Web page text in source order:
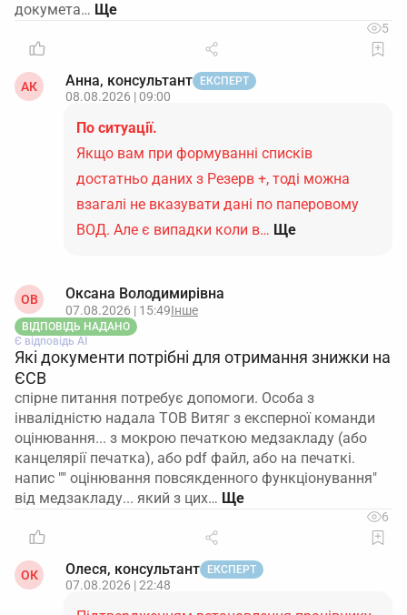
докумета…
5
АК Анна, консультант ЕКСПЕРТ
08.08.2026 | 09:00
По ситуації.
Якщо вам при формуванні списків
достатньо даних з Резерв +, тоді можна
взагалі не вказувати дані по паперовому
ВОД. Але є випадки коли в… Ще
ОВ Оксана Володимирівна
07.08.2026 | 15:49Інше
ВІДПОВІДЬ НАДАНО
Є відповідь АІ
Які документи потрібні для отримання знижки на
ЄСВ
спірне питання потребує допомоги. Особа з
інвалідністю надала ТОВ Витяг з експерної команди
оцінювання... з мокрою печаткою медзакладу (або
канцелярії печатка), або pdf файл, або на печаткі.
напис "" оцінювання повсякденного функціонування"
від медзакладу... який з цих…
6
ОК Олеся, консультант ЕКСПЕРТ
07.08.2026 | 22:48